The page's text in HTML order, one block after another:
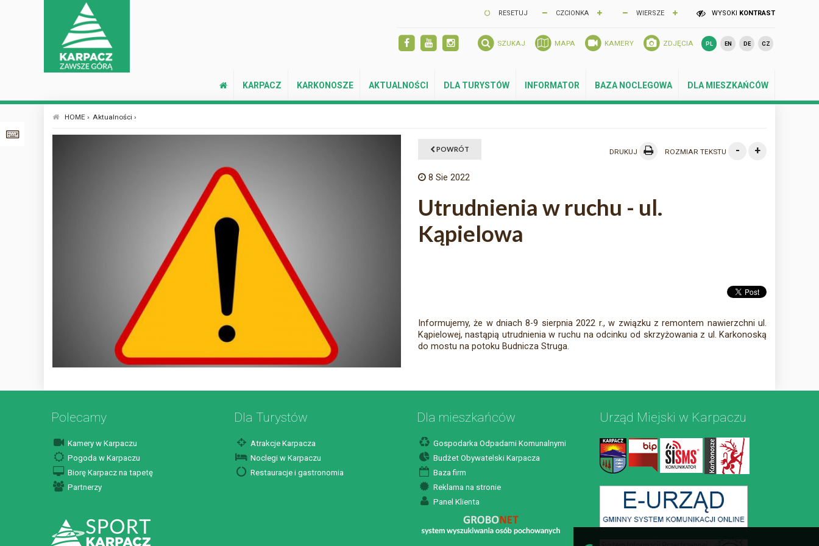
RESETUJ CZCIONKA WIERSZE WYSOKI KONTRAST
SZUKAJ MAPA KAMERY ZDJĘCIA PL EN DE CZ
KARPACZ KARKONOSZE AKTUALNOŚCI DLA TURYSTÓW INFORMATOR BAZA NOCLEGOWA DLA MIESZKAŃCÓW
HOME › Aktualności ›
POWRÓT DRUKUJ ROZMIAR TEKSTU - +
8 Sie 2022
Utrudnienia w ruchu - ul.
Kąpielowa
Informujemy, że w dniach 8-9 sierpnia 2022 r., w związku z remontem nawierzchni ul.
Kąpielowej, nastąpią utrudnienia w ruchu na odcinku od skrzyżowania z ul. Karkonoską
do mostu na potoku Budnicza Struga.
Polecamy
Kamery w Karpaczu
Pogoda w Karpaczu
Biorę Karpacz na tapetę
Partnerzy
Dla Turystów
Atrakcje Karpacza
Noclegi w Karpaczu
Restauracje i gastronomia
Dla mieszkańców
Gospodarka Odpadami Komunalnymi
Budżet Obywatelski Karpacza
Baza firm
Reklama na stronie
Panel Klienta
Urząd Miejski w Karpaczu